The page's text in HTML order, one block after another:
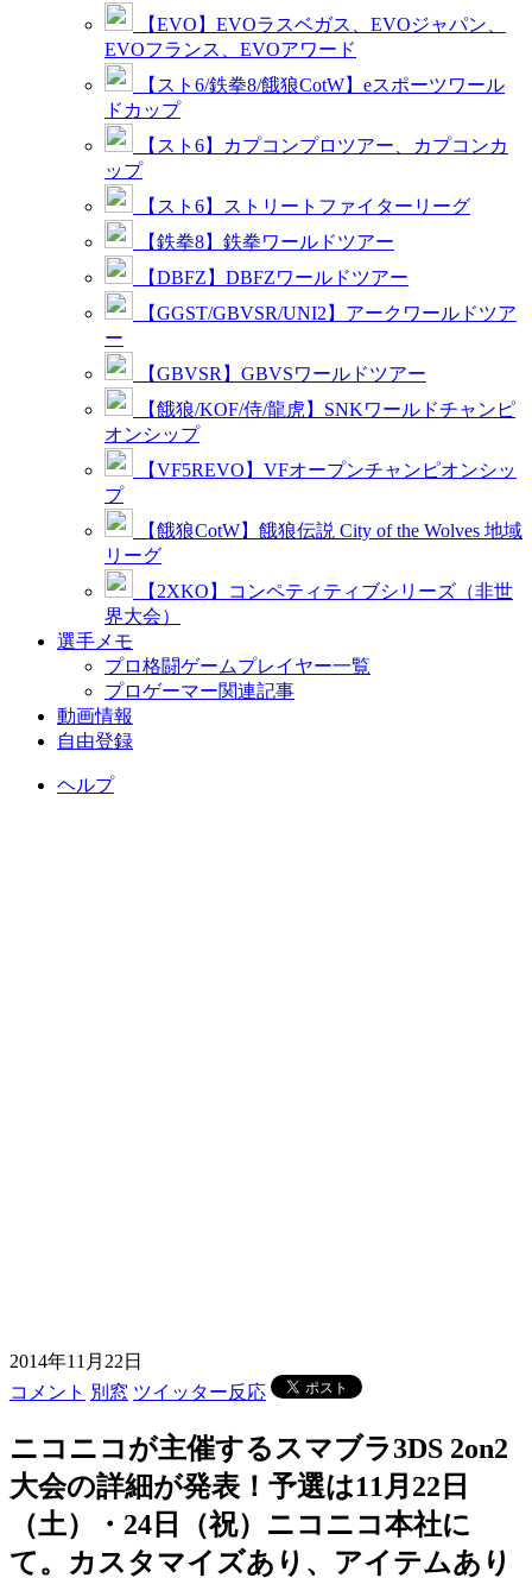
【EVO】EVOラスベガス、EVOジャパン、
EVOフランス、EVOアワード
【スト6/鉄拳8/餓狼CotW】eスポーツワール
ドカップ
【スト6】カプコンプロツアー、カプコンカ
ップ
【スト6】ストリートファイターリーグ
【鉄拳8】鉄拳ワールドツアー
【DBFZ】DBFZワールドツアー
【GGST/GBVSR/UNI2】アークワールドツア
ー
【GBVSR】GBVSワールドツアー
【餓狼/KOF/侍/龍虎】SNKワールドチャンピ
オンシップ
【VF5REVO】VFオープンチャンピオンシッ
プ
【餓狼CotW】餓狼伝説 City of the Wolves 地域
リーグ
【2XKO】コンペティティブシリーズ（非世
界大会）
選手メモ
プロ格闘ゲームプレイヤー一覧
プロゲーマー関連記事
動画情報
自由登録
ヘルプ
2014年11月22日
コメント 別窓 ツイッター反応
ニコニコが主催するスマブラ3DS 2on2
大会の詳細が発表！予選は11月22日
（土）・24日（祝）ニコニコ本社に
て。カスタマイズあり、アイテムあり